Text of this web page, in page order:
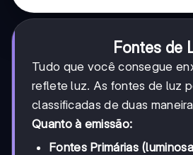
Fontes de
Tudo que você consegue
reflete luz. As fontes de luz
classificadas de duas
Quanto à emissão:
Fontes Primárias